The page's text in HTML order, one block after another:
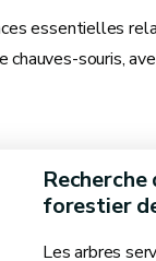
essentielles
chauves-souris,
forestier
Les arbres